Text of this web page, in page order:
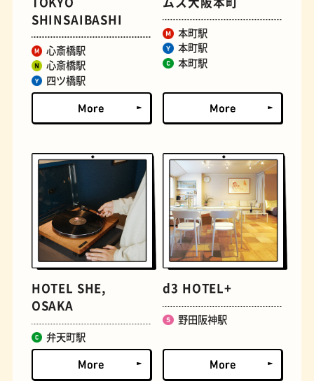
古着 お好み焼き
握り寿司 花屋
SHINSAIBASHI
心斎橋駅
心斎橋駅
四ツ橋駅
本町駅
本町駅
本町駅
HOTEL SHE,
OSAKA
弁天町駅
d3 HOTEL+
野田阪神駅